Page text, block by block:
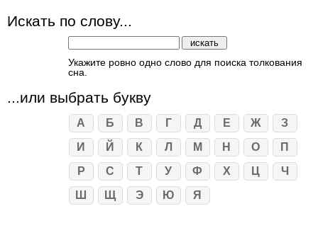
Искать по слову...
Укажите ровно одно слово для поиска толкования
сна.
...или выбрать букву
А Б В Г Д Е Ж
З
И
Й К Л М Н О
П
Р
С Т У Ф Х Ц
Ч
Ш
Щ Э Ю Я